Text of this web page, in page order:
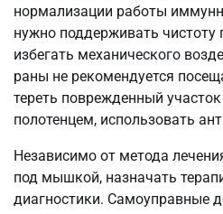
нормализации работы
нужно поддерживать чистоту
избегать механического
раны не рекомендуется
тереть поврежденный
полотенцем, использовать
Независимо от метода
под мышкой, назначать
диагностики. Самоуправные